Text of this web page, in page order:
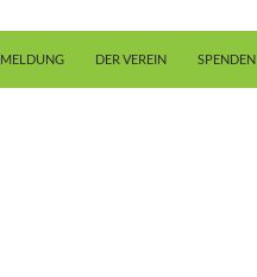
DER VEREIN SPENDEN